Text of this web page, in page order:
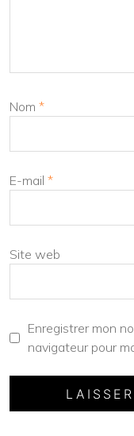
Nom *
E-mail *
Site web
Enregistrer mon
navigateur pour